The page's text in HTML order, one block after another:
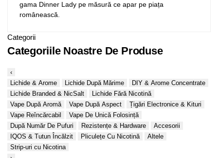
gama Dinner Lady pe măsură ce apar pe piața
românească.
Categorii
Categoriile Noastre De Produse
‹
Lichide & Arome
Lichide După Mărime
DIY & Arome Concentrate
Lichide Branded & NicSalt
Lichide Fără Nicotină
Vape După Aromă
Vape După Aspect
Țigări Electronice & Kituri
Vape Reîncărcabil
Vape De Unică Folosință
După Număr De Pufuri
Rezistențe & Hardware
Accesorii
IQOS & Tutun Încălzit
Pliculețe Cu Nicotină
Altele
Strip-uri cu Nicotina